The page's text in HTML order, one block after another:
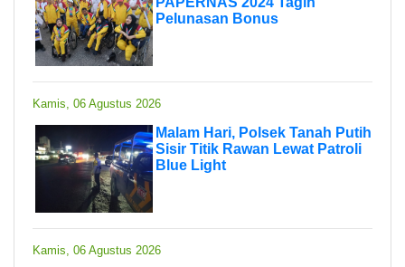
Pelunasan Bonus
Kamis, 06 Agustus 2026
Malam Hari, Polsek Tanah Putih
Sisir Titik Rawan Lewat Patroli
Blue Light
Kamis, 06 Agustus 2026